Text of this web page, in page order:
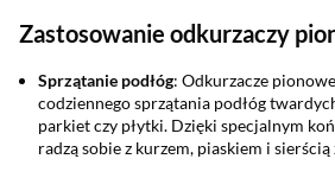
Zastosowanie odkurzaczy
Sprzątanie podłóg: Odkurzacze
codziennego sprzątania podłóg
parkiet czy płytki. Dzięki specjalnym
radzą sobie z kurzem, piaskiem i